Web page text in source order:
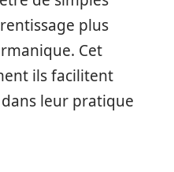
plus
Cet
ils facilitent
leur pratique